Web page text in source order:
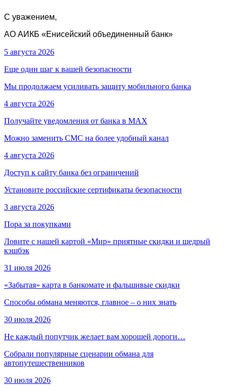
С уважением,
АО АИКБ «Енисейский объединенный банк»
5 августа 2026
Еще один шаг к вашей безопасности
Мы продолжаем усиливать защиту мобильного банка
4 августа 2026
Получайте уведомления от банка в МАХ
Можно заменить СМС на более удобный канал
4 августа 2026
Доступ к сайту банка без ограничений
Установите российские сертификаты безопасности
3 августа 2026
Пора за покупками
Ловите с нашей картой «Мир» приятные скидки и щедрый
кэшбэк
31 июля 2026
«Забытая» карта в банкомате и фальшивые скидки
Способы обмана меняются, главное – о них знать
30 июля 2026
Не каждый попутчик желает вам хорошей дороги…
Собрали популярные сценарии обмана для
автопутешественников
30 июля 2026